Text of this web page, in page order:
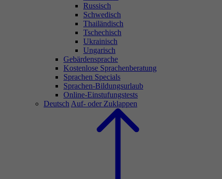
Russisch
Schwedisch
Thailändisch
Tschechisch
Ukrainisch
Ungarisch
Gebärdensprache
Kostenlose Sprachenberatung
Sprachen Specials
Sprachen-Bildungsurlaub
Online-Einstufungstests
Deutsch Auf- oder Zuklappen